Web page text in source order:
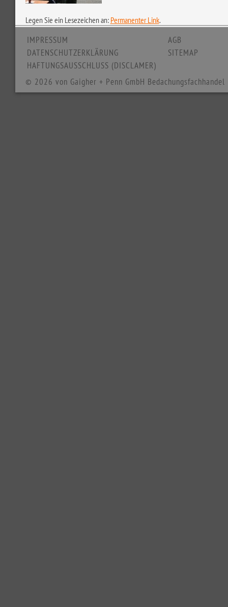
Legen Sie ein Lesezeichen an: Permanenter Link.
IMPRESSUM
DATENSCHUTZERKLÄRUNG
HAFTUNGSAUSSCHLUSS (DISCLAMER)
AGB
SITEMAP
© 2026 von Gaigher + Penn GmbH Bedachungsfachhandel